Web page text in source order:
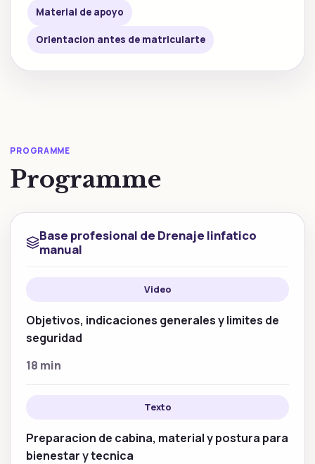
Material de apoyo
Orientacion antes de matricularte
PROGRAMME
Programme
Base profesional de Drenaje linfatico
manual
Video
Objetivos, indicaciones generales y limites de
seguridad
18 min
Texto
Preparacion de cabina, material y postura para
bienestar y tecnica